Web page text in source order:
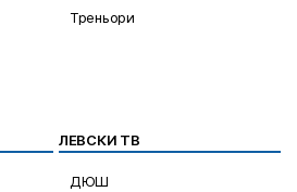
Треньори
ЛЕВСКИ ТВ
ДЮШ